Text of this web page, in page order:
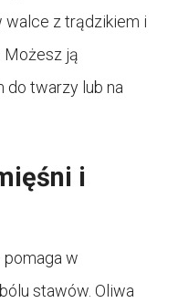
walce z trądzikiem i
Możesz ją
do twarzy lub na
i
pomaga w
stawów. Oliwa